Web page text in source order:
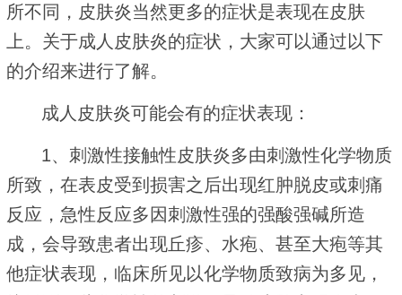
所不同，皮肤炎当然更多的症状是表现在皮肤
上。关于成人皮肤炎的症状，大家可以通过以下
的介绍来进行了解。
成人皮肤炎可能会有的症状表现：
1、刺激性接触性皮肤炎多由刺激性化学物质
所致，在表皮受到损害之后出现红肿脱皮或刺痛
反应，急性反应多因刺激性强的强酸强碱所造
成，会导致患者出现丘疹、水疱、甚至大疱等其
他症状表现，临床所见以化学物质致病为多见，